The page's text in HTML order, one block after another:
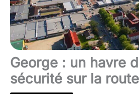
George : un havre
sécurité sur la